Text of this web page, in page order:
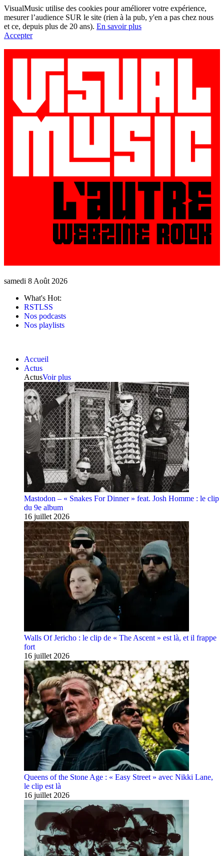
VisualMusic utilise des cookies pour améliorer votre expérience,
mesurer l’audience SUR le site (rien à la pub, y'en a pas chez nous
et ce, depuis plus de 20 ans). En savoir plus
Accepter
samedi 8 Août 2026
What's Hot:
RSTLSS
Nos podcasts
Nos playlists
Accueil
Actus
ActusVoir plus
Mastodon – « Snakes For Dinner » feat. Josh Homme : le clip
du 9e album
16 juillet 2026
Walls Of Jericho : le clip de « The Ascent » est là, et il frappe
fort
16 juillet 2026
Queens of the Stone Age : « Easy Street » avec Nikki Lane,
le clip est là
16 juillet 2026